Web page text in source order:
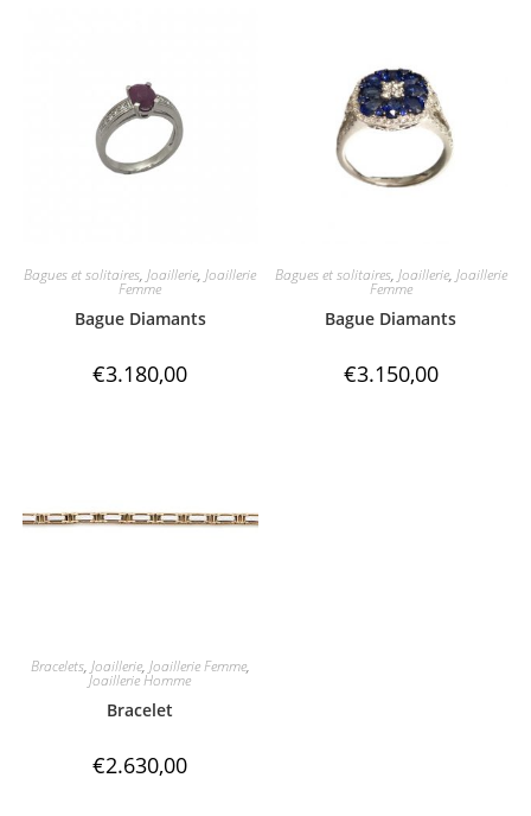
Bagues et solitaires,Joaillerie,Joaillerie
Femme
Bague Diamants
€3.180,00
Bagues et solitaires, Joaillerie, Joaillerie
Femme
Bague Diamants
€3.150,00
Bracelets, Joaillerie, Joaillerie Femme,
Joaillerie Homme
Bracelet
€2.630,00